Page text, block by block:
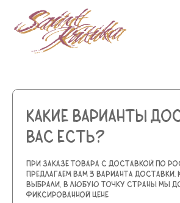
Какие варианты
вас есть?
ПРИ ЗАКАЗЕ ТОВАРА С ДОСТАВКОЙ ПО
ПРЕДЛАГАЕМ ВАМ 3 ВАРИАНТА
ВЫБРАЛИ, В ЛЮБУЮ ТОЧКУ СТРАНЫ МЫ
ФИКСИРОВАННОЙ ЦЕНЕ